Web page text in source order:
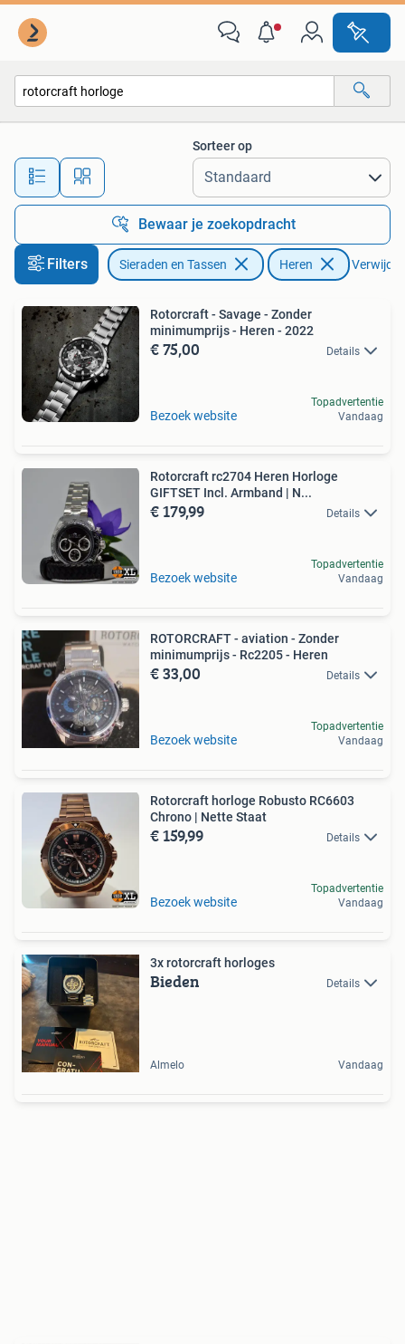
Alle afstanden…
Sorteer op
Bewaar je zoekopdracht
Filters Sieraden en Tassen Heren
Rotorcraft - Savage - Zonder
minimumprijs - Heren - 2022
€ 75,00 Details
Bezoek website
Topadvertentie
Vandaag
Rotorcraft rc2704 Heren Horloge
GIFTSET Incl. Armband | N...
€ 179,99 Details
Bezoek website
Topadvertentie
Vandaag
ROTORCRAFT - aviation - Zonder
minimumprijs - Rc2205 - Heren
€ 33,00 Details
Bezoek website
Topadvertentie
Vandaag
Rotorcraft horloge Robusto RC6603
Chrono | Nette Staat
€ 159,99 Details
Bezoek website
Topadvertentie
Vandaag
3x rotorcraft horloges
Bieden Details
Almelo Vandaag